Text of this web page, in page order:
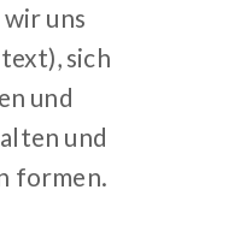
uns
sich
und
und
formen.